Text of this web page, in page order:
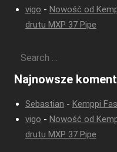
vigo - Nowość od
drutu MXP 37 Pipe
Najnowsze
Sebastian - Kemppi
vigo - Nowość od
drutu MXP 37 Pipe